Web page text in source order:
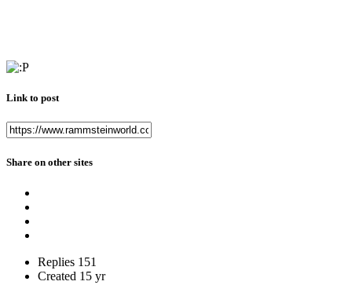
Link to post
Share on other sites
Replies 151
Created 15 yr